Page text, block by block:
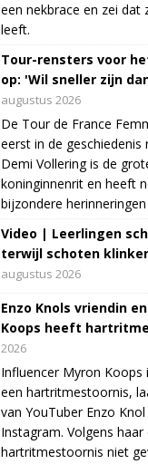
een nekbrace en zei dat
leeft.
Tour-rensters voor
op: 'Wil sneller zijn
augustus 2026
De Tour de France
eerst in de
Demi Vollering is de
koninginnenrit en heeft
bijzondere
Video | Leerlingen
terwijl schoten
augustus 2026
Enzo Knols vriendin
Koops heeft
2026
Influencer Myron
een hartritmestoornis,
van YouTuber Enzo
Instagram. Volgens
hartritmestoornis niet